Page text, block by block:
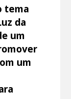
tema
da
um
um